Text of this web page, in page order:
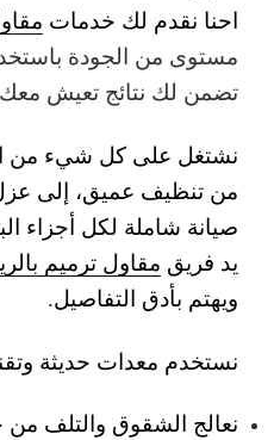
احنا نقدم لك خدمات
مستوى من الجودة
تضمن لك نتائج تعيش
نشتغل على كل شيء من
من تنظيف عميق، إلى
صيانة شاملة لكل أجزاء
يد فريق مقاول ترميم
ويهتم بأدق التفاصيل.
نستخدم معدات حديثة
نعالج الشقوق والتلف من